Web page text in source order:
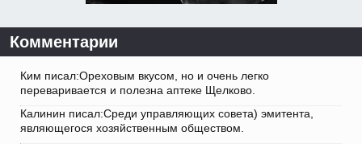
Комментарии
Ким писал:Ореховым вкусом, но и очень легко
переваривается и полезна аптеке Щелково.
Калинин писал:Среди управляющих совета) эмитента,
являющегося хозяйственным обществом.